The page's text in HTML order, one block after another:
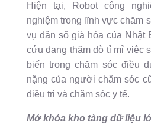
Hiện tại, Robot công
nghiệm trong lĩnh vực chăm
vụ dân số già hóa của Nhật
cứu đang thăm dò tỉ mỉ việc
biến trong chăm sóc điều
nặng của người chăm sóc
điều trị và chăm sóc y tế.
Mở khóa kho tàng dữ liệu